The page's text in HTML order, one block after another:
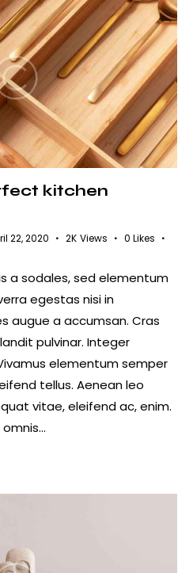
kitchen
22, 2020 2K Views 0 Likes
a sodales, sed elementum
egestas nisi in
augue a accumsan. Cras
pulvinar. Integer
elementum semper
tellus. Aenean leo
vitae, eleifend ac, enim.